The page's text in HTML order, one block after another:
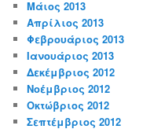
Μάιος 2013
Απρίλιος 2013
Φεβρουάριος 2013
Ιανουάριος 2013
Δεκέμβριος 2012
Νοέμβριος 2012
Οκτώβριος 2012
Σεπτέμβριος 2012